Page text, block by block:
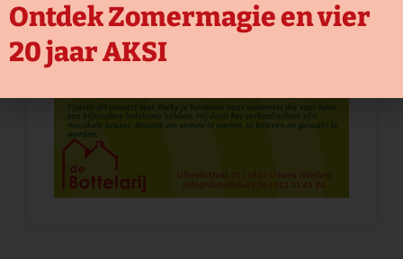
Ontdek Zomermagie en vier
20 jaar AKSI